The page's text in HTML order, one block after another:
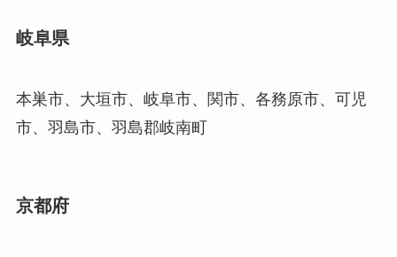
岐阜県
本巣市、大垣市、岐阜市、関市、各務原市、可児
市、羽島市、羽島郡岐南町
京都府